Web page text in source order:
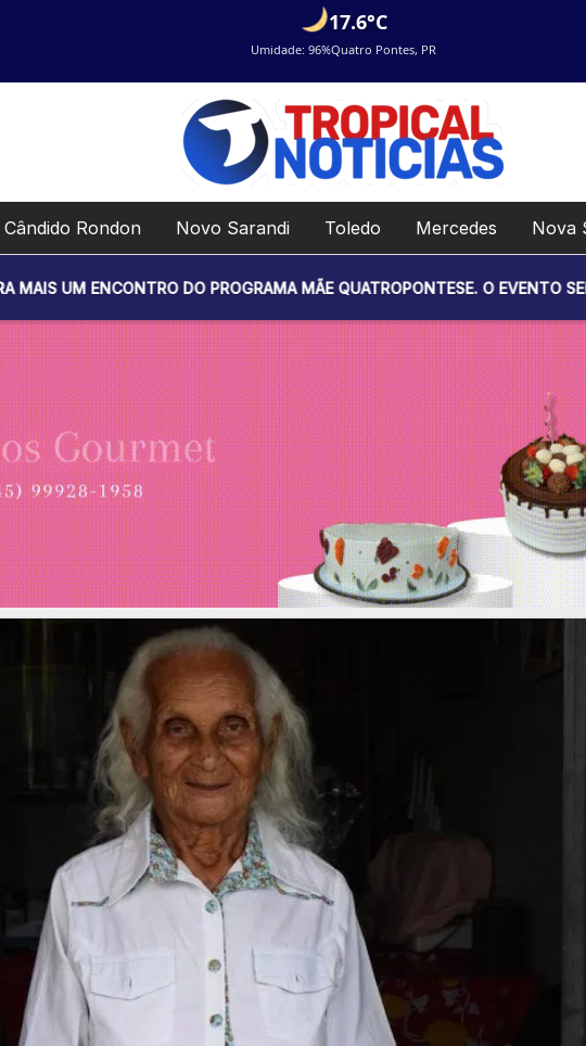
17.6°C
Umidade: 96%Quatro Pontes, PR
Rondon Novo Sarandi Toledo Mercedes Nova
DO PROGRAMA MÃE QUATROPONTESE. O EVENTO SERÁ